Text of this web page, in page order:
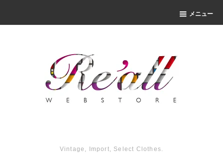
メニュー
Vintage, Import, Select Clothes.